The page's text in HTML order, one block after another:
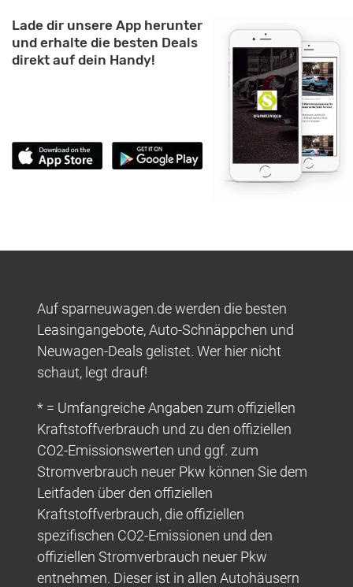
Lade dir unsere App herunter
und erhalte die besten Deals
direkt auf dein Handy!
Auf sparneuwagen.de werden die besten
Leasingangebote, Auto-Schnäppchen und
Neuwagen-Deals gelistet. Wer hier nicht
schaut, legt drauf!
* = Umfangreiche Angaben zum offiziellen
Kraftstoffverbrauch und zu den offiziellen
CO2-Emissionswerten und ggf. zum
Stromverbrauch neuer Pkw können Sie dem
Leitfaden über den offiziellen
Kraftstoffverbrauch, die offiziellen
spezifischen CO2-Emissionen und den
offiziellen Stromverbrauch neuer Pkw
entnehmen. Dieser ist in allen Autohäusern